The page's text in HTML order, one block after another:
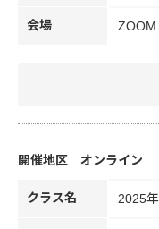
会場 ZOOM
オンライン
クラス名 2025